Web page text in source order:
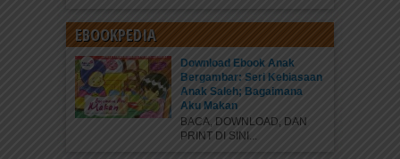
EBOOKPEDIA
Download Ebook Anak
Bergambar: Seri Kebiasaan
Anak Saleh; Bagaimana
Aku Makan
BACA, DOWNLOAD, DAN
PRINT DI SINI...